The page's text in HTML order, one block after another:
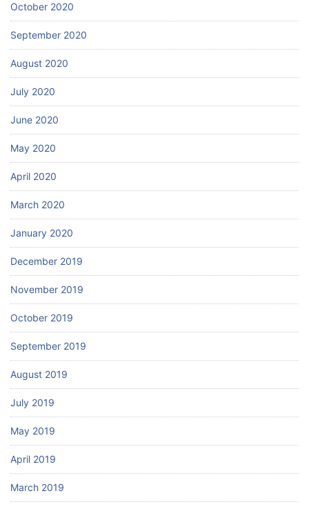
October 2020
September 2020
August 2020
July 2020
June 2020
May 2020
April 2020
March 2020
January 2020
December 2019
November 2019
October 2019
September 2019
August 2019
July 2019
May 2019
April 2019
March 2019